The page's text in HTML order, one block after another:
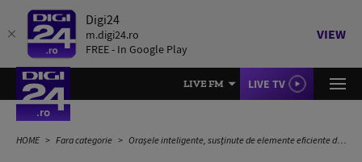
Digi24
m.digi24.ro
FREE - In Google Play
VIEW
LIVE FM LIVE TV
HOME Fara categorie Orașele inteligente, susținute de elemente eficiente de monitorizare